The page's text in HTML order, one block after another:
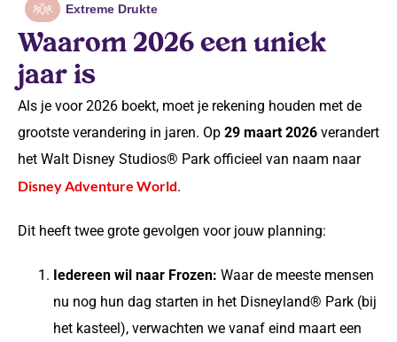
Extreme Drukte
Waarom 2026 een uniek
jaar is
Als je voor 2026 boekt, moet je rekening houden met de
grootste verandering in jaren. Op 29 maart 2026 verandert
het Walt Disney Studios® Park officieel van naam naar
Disney Adventure World.
Dit heeft twee grote gevolgen voor jouw planning:
Iedereen wil naar Frozen: Waar de meeste mensen
nu nog hun dag starten in het Disneyland® Park (bij
het kasteel), verwachten we vanaf eind maart een